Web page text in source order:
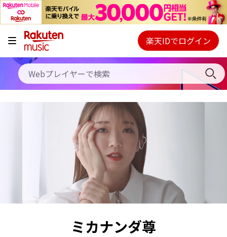
キャンペーン
料金プラン
使い方
初回30日間無料お試し
Webプレイヤー
ご契約内容の確認・変更
楽天IDでログイン
ミカナンダ尊